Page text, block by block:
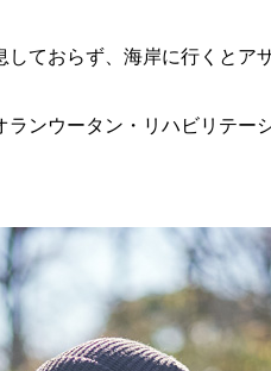
ておらず、海岸に行くとア
ンウータン・リハビリテー